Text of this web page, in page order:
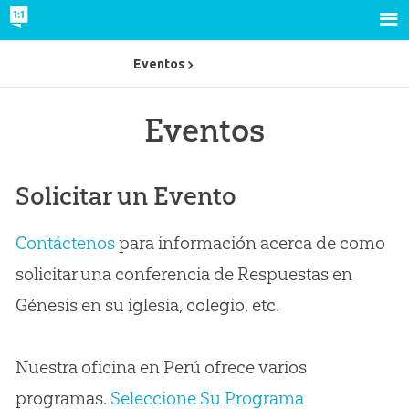
Eventos
Solicitar un Evento
Contáctenospara información acerca de como
solicitar una conferencia de Respuestas en
Génesis en su iglesia, colegio, etc.
Nuestra oficina en Perú ofrece varios
programas. Seleccione Su Programa
Eventos